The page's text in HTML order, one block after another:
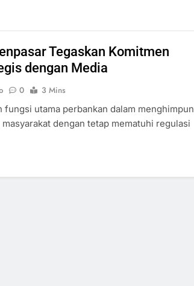
Tegaskan Komitmen
dengan Media
0
3 Mins
fungsi utama perbankan dalam menghimpun
dengan tetap mematuhi regulasi